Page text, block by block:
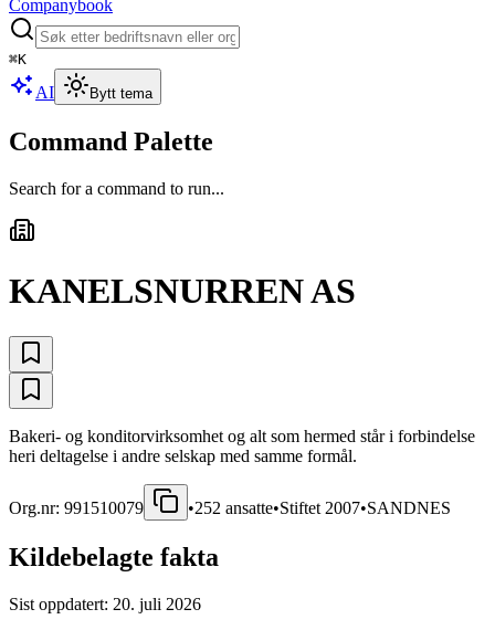
Companybook
⌘K
AI Bytt tema
Command Palette
Search for a command to run...
KANELSNURREN AS
Bakeri- og konditorvirksomhet og alt som hermed står i forbindelse
heri deltagelse i andre selskap med samme formål.
Org.nr: 991510079 •252 ansatte•Stiftet 2007•SANDNES
Kildebelagte fakta
Sist oppdatert: 20. juli 2026